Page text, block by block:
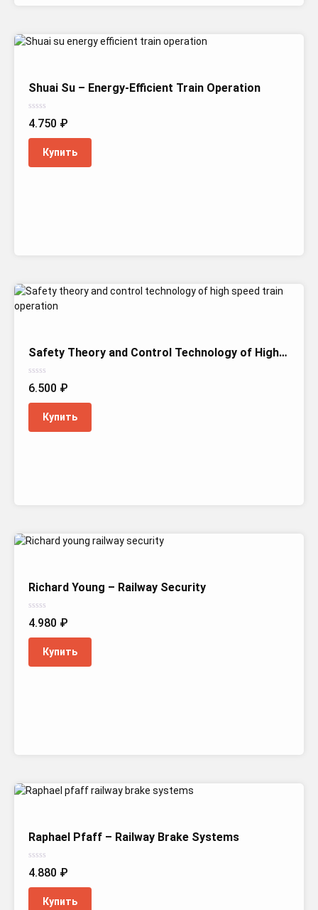
Shuai Su – Energy-Efficient Train Operation
Оценка
0
4.750 ₽
Купить
Safety Theory and Control Technology of High-Speed Train Operation 2023
Оценка
0
6.500 ₽
Купить
Richard Young – Railway Security
Оценка
0
4.980 ₽
Купить
Raphael Pfaff – Railway Brake Systems
Оценка
0
4.880 ₽
Купить